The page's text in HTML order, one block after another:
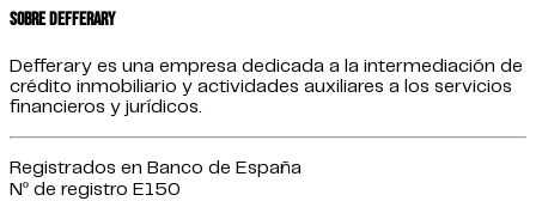
Sobre Defferary
Defferary es una empresa dedicada a la intermediación de
crédito inmobiliario y actividades auxiliares a los servicios
financieros y jurídicos.
Registrados en Banco de España
Nº de registro E150